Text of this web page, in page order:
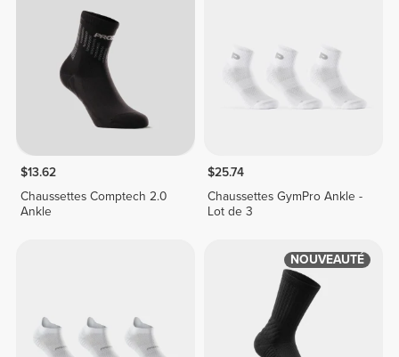
$13.62
Chaussettes Comptech 2.0
Ankle
$25.74
Chaussettes GymPro Ankle -
Lot de 3
NOUVEAUTÉ